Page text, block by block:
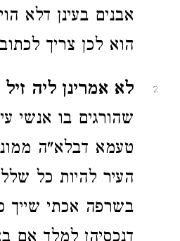
אבנים בעינן דלא
הוא לכן צריך
2 לא אמרינן ליה
שהורגים בו אנשי
טעמא דבלא"ה
העיר להיות כל
בשרפה אכתי שייך